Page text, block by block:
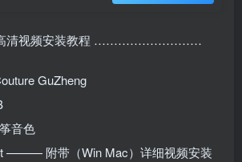
高清视频安装教程 ………………………
GuZheng
音色
——— 附带（Win Mac）详细视频安装